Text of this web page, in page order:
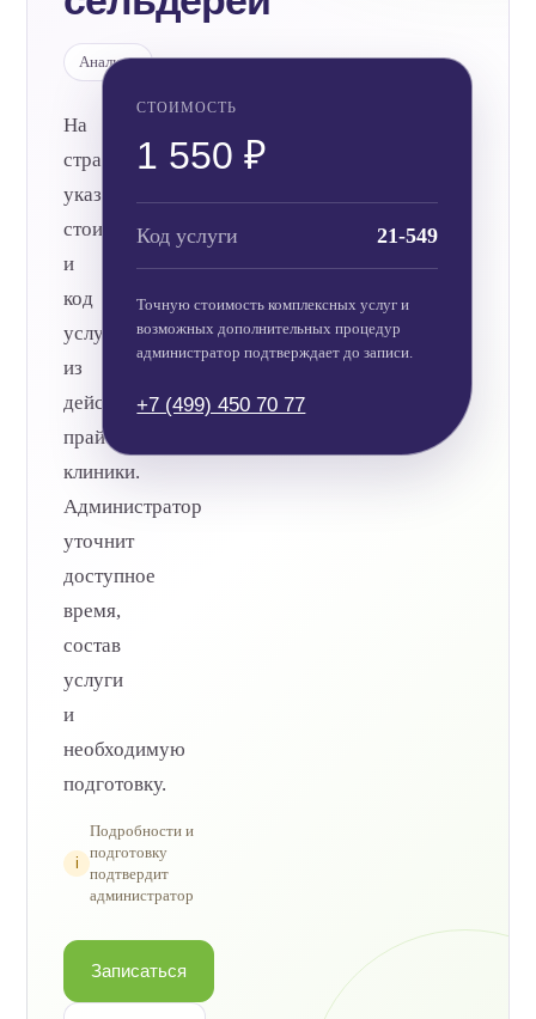
Анализы
На
странице
указаны
стоимость
и
код
услуги
из
действующего
прайса
клиники.
Администратор
уточнит
доступное
время,
состав
услуги
и
необходимую
подготовку.
i
Подробности и
подготовку
подтвердит
администратор
Записаться
СТОИМОСТЬ
1 550 ₽
Код услуги 21-549
Точную стоимость комплексных услуг и
возможных дополнительных процедур
администратор подтверждает до записи.
+7 (499) 450 70 77